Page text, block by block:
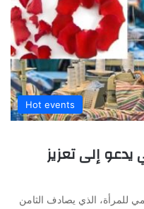
Hot events
يدعو إلى تعزيز
للمرأة، الذي يصادف الثامن